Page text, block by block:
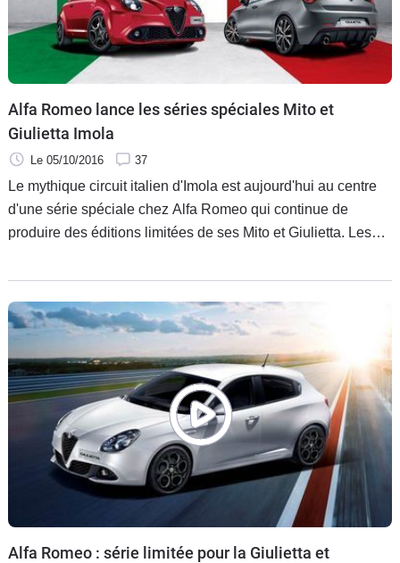
Alfa Romeo lance les séries spéciales Mito et
Giulietta Imola
Le 05/10/2016 37
Le mythique circuit italien d'Imola est aujourd'hui au centre
d'une série spéciale chez Alfa Romeo qui continue de
produire des éditions limitées de ses Mito et Giulietta. Les
un avantage client de 2350 €.
Alfa Romeo : série limitée pour la Giulietta et